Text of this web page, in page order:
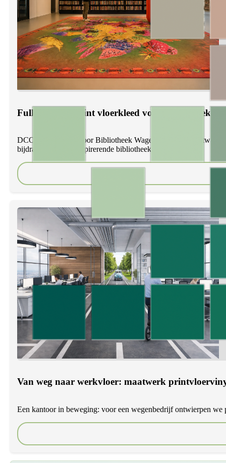
Full colour geprint vloerkleed voor Bibliotheek
DCOD realiseerde voor Bibliotheek Wageningen een maatwerk
bijdragen aan een inspirerende bibliotheekinrichting.
Van weg naar werkvloer: maatwerk
Een kantoor in beweging: voor een wegenbedrijf ontwierpen